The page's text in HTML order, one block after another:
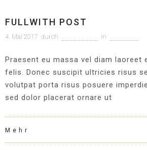
FULLWITH POST
4. Mai 2017 durch in
Praesent eu massa vel diam laoreet
felis. Donec suscipit ultricies risus
volutpat porta risus posuere
sed dolor placerat ornare ut
Mehr